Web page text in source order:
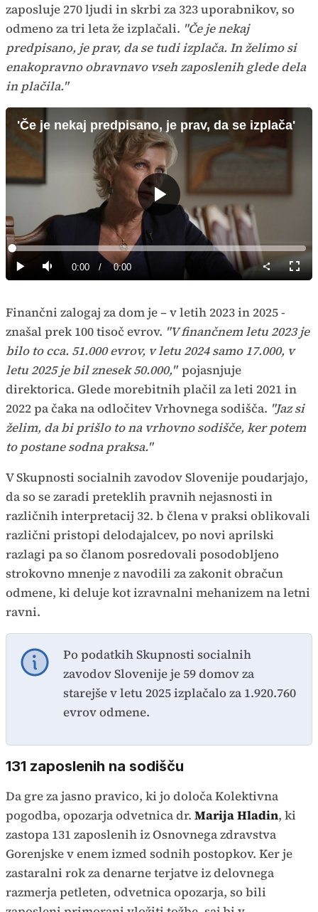
zaposluje 270 ljudi in skrbi za 323 uporabnikov, so
odmeno za tri leta že izplačali. "Če je nekaj
predpisano, je prav, da se tudi izplača. In želimo si
enakopravno obravnavo vseh zaposlenih glede dela
in plačila."
'Če je nekaj predpisano, je prav, da se izplača'
Predvajaj
PredvajajTiho Current
0:00 / Duration
0:00
Loaded:
0%
način
Finančni zalogaj za dom je – v letih 2023 in 2025 -
znašal prek 100 tisoč evrov. "V finančnem letu 2023 je
bilo to cca. 51.000 evrov, v letu 2024 samo 17.000, v
letu 2025 je bil znesek 50.000," pojasnjuje
direktorica. Glede morebitnih plačil za leti 2021 in
2022 pa čaka na odločitev Vrhovnega sodišča. "Jaz si
želim, da bi prišlo to na vrhovno sodišče, ker potem
to postane sodna praksa."
V Skupnosti socialnih zavodov Slovenije poudarjajo,
da so se zaradi preteklih pravnih nejasnosti in
različnih interpretacij 32. b člena v praksi oblikovali
različni pristopi delodajalcev, po novi aprilski
razlagi pa so članom posredovali posodobljeno
strokovno mnenje z navodili za zakonit obračun
odmene, ki deluje kot izravnalni mehanizem na letni
ravni.
Po podatkih Skupnosti socialnih
zavodov Slovenije je 59 domov za
starejše v letu 2025 izplačalo za 1.920.760
evrov odmene.
131 zaposlenih na sodišču
Da gre za jasno pravico, ki jo določa Kolektivna
pogodba, opozarja odvetnica dr. Marija Hladin, ki
zastopa 131 zaposlenih iz Osnovnega zdravstva
Gorenjske v enem izmed sodnih postopkov. Ker je
zastaralni rok za denarne terjatve iz delovnega
razmerja petleten, odvetnica opozarja, so bili